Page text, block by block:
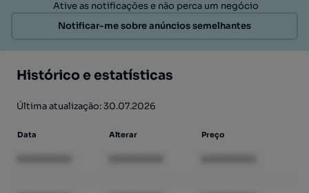
Ative as notificações e não perca um negócio
Notificar-me sobre anúncios semelhantes
Histórico e estatísticas
Última atualização: 30.07.2026
Data Alterar Preço